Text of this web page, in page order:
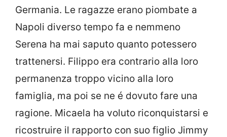
Germania. Le ragazze erano piombate a
Napoli diverso tempo fa e nemmeno
Serena ha mai saputo quanto potessero
trattenersi. Filippo era contrario alla loro
permanenza troppo vicino alla loro
famiglia, ma poi se ne é dovuto fare una
ragione. Micaela ha voluto riconquistarsi e
ricostruire il rapporto con suo figlio Jimmy